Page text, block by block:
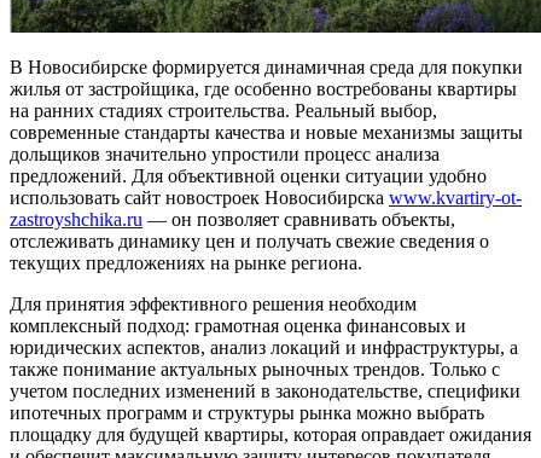
В Новосибирске формируется динамичная среда для покупки
жилья от застройщика, где особенно востребованы квартиры
на ранних стадиях строительства. Реальный выбор,
современные стандарты качества и новые механизмы защиты
дольщиков значительно упростили процесс анализа
предложений. Для объективной оценки ситуации удобно
использовать сайт новостроек Новосибирска www.kvartiry-ot-
zastroyshchika.ru — он позволяет сравнивать объекты,
отслеживать динамику цен и получать свежие сведения о
текущих предложениях на рынке региона.
Для принятия эффективного решения необходим
комплексный подход: грамотная оценка финансовых и
юридических аспектов, анализ локаций и инфраструктуры, а
также понимание актуальных рыночных трендов. Только с
учетом последних изменений в законодательстве, специфики
ипотечных программ и структуры рынка можно выбрать
площадку для будущей квартиры, которая оправдает ожидания